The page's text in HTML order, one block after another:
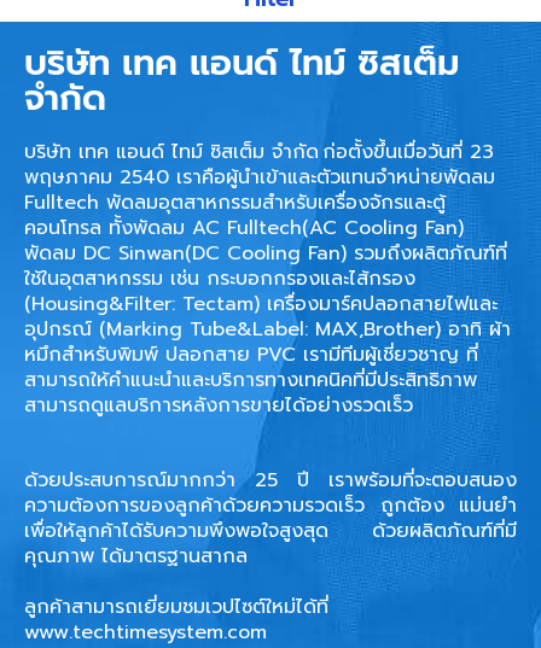
บริษัท เทค แอนด์ ไทม์ ซิสเต็ม
จำกัด
บริษัท เทค แอนด์ ไทม์ ซิสเต็ม จำกัด ก่อตั้งขึ้นเมื่อวันที่ 23
พฤษภาคม 2540 เราคือผู้นำเข้าและตัวแทนจำหน่ายพัดลม
Fulltech พัดลมอุตสาหกรรมสำหรับเครื่องจักรและตู้
คอนโทรล ทั้งพัดลม AC Fulltech(AC Cooling Fan)
พัดลม DC Sinwan(DC Cooling Fan) รวมถึงผลิตภัณฑ์ที่
ใช้ในอุตสาหกรรม เช่น กระบอกกรองและไส้กรอง
(Housing&Filter: Tectam) เครื่องมาร์คปลอกสายไฟและ
อุปกรณ์ (Marking Tube&Label: MAX,Brother) อาทิ ผ้า
หมึกสำหรับพิมพ์ ปลอกสาย PVC เรามีทีมผู้เชี่ยวชาญ ที่
สามารถให้คำแนะนำและบริการทางเทคนิคที่มีประสิทธิภาพ
สามารถดูแลบริการหลังการขายได้อย่างรวดเร็ว
ด้วยประสบการณ์มากกว่า 25 ปี เราพร้อมที่จะตอบสนอง
ความต้องการของลูกค้าด้วยความรวดเร็ว ถูกต้อง แม่นยำ
เพื่อให้ลูกค้าได้รับความพึงพอใจสูงสุด ด้วยผลิตภัณฑ์ที่มี
คุณภาพ ได้มาตรฐานสากล
ลูกค้าสามารถเยี่ยมชมเวปไซต์ใหม่ได้ที่
www.techtimesystem.com